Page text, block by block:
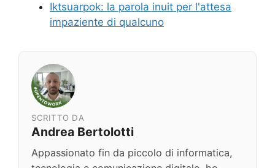
Iktsuarpok: la parola inuit per l'attesa
impaziente di qualcuno
SCRITTO DA
Andrea Bertolotti
Appassionato fin da piccolo di informatica,